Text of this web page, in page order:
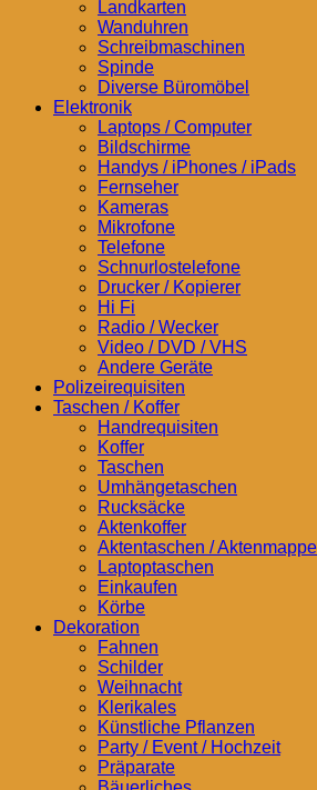
Landkarten
Wanduhren
Schreibmaschinen
Spinde
Diverse Büromöbel
Elektronik
Laptops / Computer
Bildschirme
Handys / iPhones / iPads
Fernseher
Kameras
Mikrofone
Telefone
Schnurlostelefone
Drucker / Kopierer
Hi Fi
Radio / Wecker
Video / DVD / VHS
Andere Geräte
Polizeirequisiten
Taschen / Koffer
Handrequisiten
Koffer
Taschen
Umhängetaschen
Rucksäcke
Aktenkoffer
Aktentaschen /
Laptoptaschen
Einkaufen
Körbe
Dekoration
Fahnen
Schilder
Weihnacht
Klerikales
Künstliche Pflanzen
Party / Event / Hochzeit
Präparate